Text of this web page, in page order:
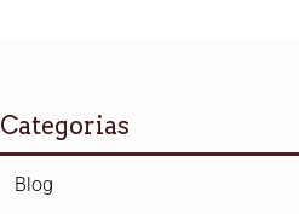
Categorias
Blog